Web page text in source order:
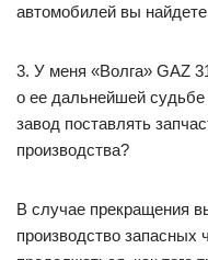
автомобилей вы
3. У меня «Волга» GAZ
о ее дальнейшей
завод поставлять
производства?
В случае прекращения
производство запасных